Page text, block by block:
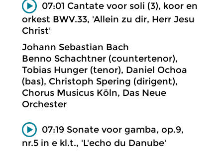
07:01 Cantate voor soli (3), koor en
orkest BWV.33, 'Allein zu dir, Herr Jesu
Christ'
Johann Sebastian Bach
Benno Schachtner (countertenor),
Tobias Hunger (tenor), Daniel Ochoa
(bas), Christoph Spering (dirigent),
Chorus Musicus Köln, Das Neue
Orchester
07:19 Sonate voor gamba, op.9,
nr.5 in e kl.t., 'L'echo du Danube'